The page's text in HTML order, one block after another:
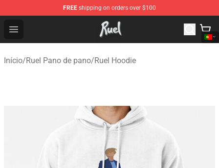
FREE shipping on orders over $100
Open menu
Ruel Store - Official Ruel Merchandise Shop
Início/Ruel Pano de pano/Ruel Hoodie